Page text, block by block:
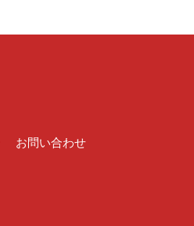
お問い合わせ